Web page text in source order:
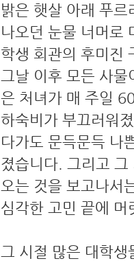
밝은 햇살 아래 푸
나오던 눈물 너머로
학생 회관의 후미진
그날 이후 모든 사
은 처녀가 매 주일
하숙비가 부끄러워
다가도 문득문득 나
졌습니다. 그리고 그
오는 것을 보고나서
심각한 고민 끝에
그 시절 많은 대학